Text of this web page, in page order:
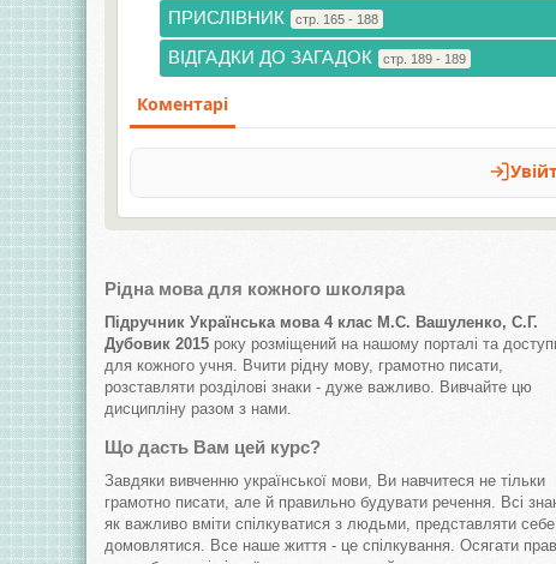
ПРИСЛІВНИК стр. 165 - 188
ВІДГАДКИ ДО ЗАГАДОК стр. 189 - 189
Рідна мова для кожного школяра
Підручник Українська мова 4 клас М.С. Вашуленко, С.Г.
Дубовик 2015 року розміщений на нашому порталі та
для кожного учня. Вчити рідну мову, грамотно писати,
розставляти розділові знаки - дуже важливо. Вивчайте цю
дисципліну разом з нами.
Що дасть Вам цей курс?
Завдяки вивченню української мови, Ви навчитеся не тільки
грамотно писати, але й правильно будувати речення. Всі
як важливо вміти спілкуватися з людьми, представляти
домовлятися. Все наше життя - це спілкування. Осягати